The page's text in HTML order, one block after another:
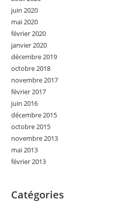
juin 2020
mai 2020
février 2020
janvier 2020
décembre 2019
octobre 2018
novembre 2017
février 2017
juin 2016
décembre 2015
octobre 2015
novembre 2013
mai 2013
février 2013
Catégories